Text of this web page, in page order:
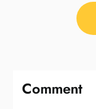
Comment